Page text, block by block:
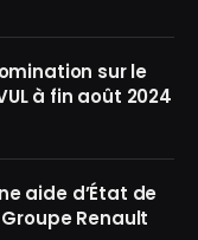
sur le
à fin août 2024
aide d’État de
Renault